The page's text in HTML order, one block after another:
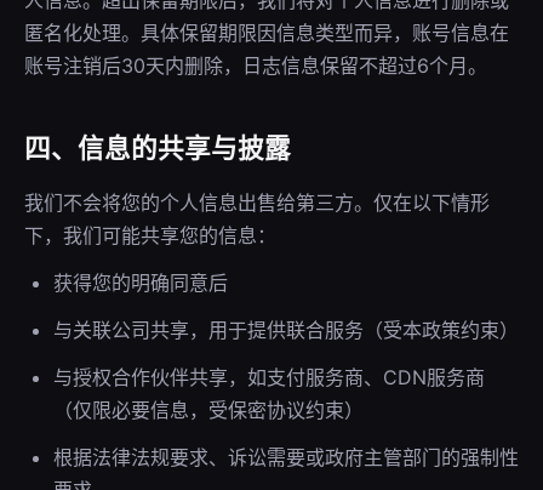
匿名化处理。具体保留期限因信息类型而异，账号信息在
账号注销后30天内删除，日志信息保留不超过6个月。
四、信息的共享与披露
我们不会将您的个人信息出售给第三方。仅在以下情形
下，我们可能共享您的信息：
获得您的明确同意后
与关联公司共享，用于提供联合服务（受本政策约束）
与授权合作伙伴共享，如支付服务商、CDN服务商
（仅限必要信息，受保密协议约束）
根据法律法规要求、诉讼需要或政府主管部门的强制性